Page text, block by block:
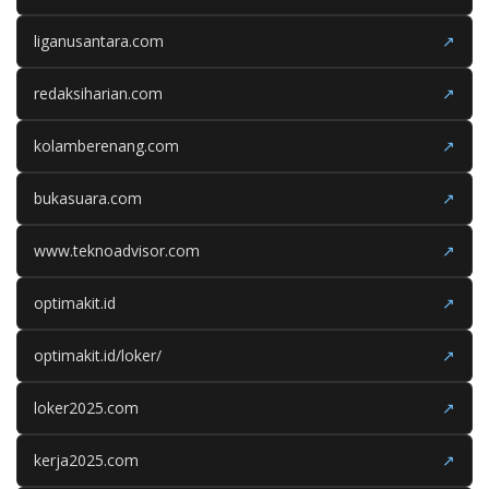
liganusantara.com ↗
redaksiharian.com ↗
kolamberenang.com ↗
bukasuara.com ↗
www.teknoadvisor.com ↗
optimakit.id ↗
optimakit.id/loker/ ↗
loker2025.com ↗
kerja2025.com ↗